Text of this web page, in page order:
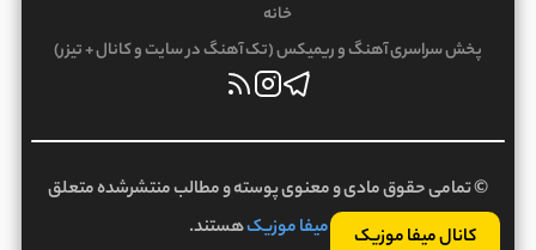
کانال میفا موزیک
خانه
پخش سراسری آهنگ و ریمیکس (تک آهنگ در سایت و کانال + تیزر)
© تمامی حقوق مادی و معنوی پوسته و مطالب منتشرشده متعلق
بهمیفا موزیکهستند.